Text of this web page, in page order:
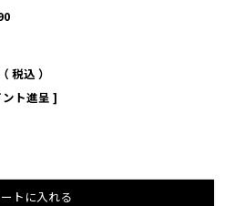
税込
ト進呈 ]
トに入れる